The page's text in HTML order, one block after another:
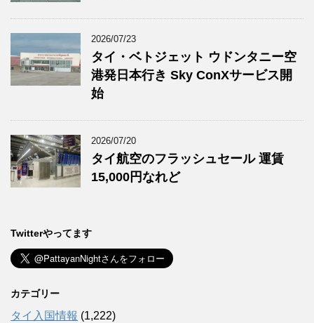
2026/07/23
タイ・ベトジェット ウドンタニー空
港発日本行き Sky ConXサービス開
始
2026/07/20
タイ航空のフラッシュセール 運賃
15,000円なれど
Twitterやってます
カテゴリー
タイ入国情報 (1,222)